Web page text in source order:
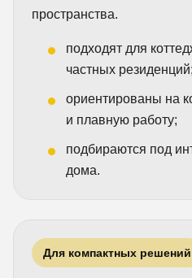
пространства.
подходят для
частных резиденций;
ориентированы на
и плавную работу;
подбираются под
дома.
Для компактных решений